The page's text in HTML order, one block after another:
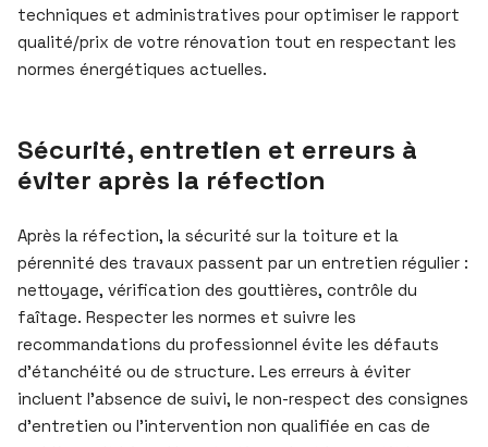
techniques et administratives pour optimiser le rapport
qualité/prix de votre rénovation tout en respectant les
normes énergétiques actuelles.
Sécurité, entretien et erreurs à
éviter après la réfection
Après la réfection, la sécurité sur la toiture et la
pérennité des travaux passent par un entretien régulier :
nettoyage, vérification des gouttières, contrôle du
faîtage. Respecter les normes et suivre les
recommandations du professionnel évite les défauts
d’étanchéité ou de structure. Les erreurs à éviter
incluent l’absence de suivi, le non-respect des consignes
d’entretien ou l’intervention non qualifiée en cas de